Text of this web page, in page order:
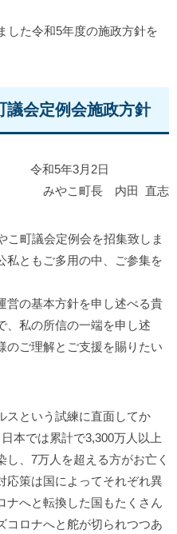
した令和5年度の施政方針を
議会定例会施政方針
令和5年3月2日
みやこ町長 内田 直志
町議会定例会を招集致しま
私ともご多用の中、ご参集を
の基本方針を申し述べる貴
、私の所信の一端を申し述
のご理解とご支援を賜りたい
という試練に直面してか
本では累計で3,300万人以上
、7万人を超える方がお亡く
応策は国によってそれぞれ異
ナへと転換した国もたくさん
コロナへと舵が切られつつあ